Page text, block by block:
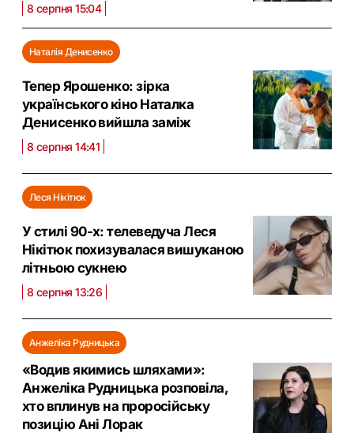
8 серпня 15:04
Наталія Денисенко
Тепер Ярошенко: зірка
українського кіно Наталка
Денисенко вийшла заміж
8 серпня 14:41
Леся Нікітюк
У стилі 90-х: телеведуча Леся
Нікітюк похизувалася вишуканою
літньою сукнею
8 серпня 13:26
Анжеліка Рудницька
«Водив якимись шляхами»:
Анжеліка Рудницька розповіла,
хто вплинув на проросійську
позицію Ані Лорак